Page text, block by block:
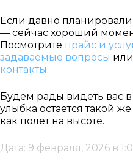
приём» вы
Если давно планировали
— сейчас хороший
Посмотрите прайс и
задаваемые вопросы
контакты.
Будем рады видеть вас
улыбка остаётся такой
как полёт на высоте.
Дата: 9 февраля, 2026 в